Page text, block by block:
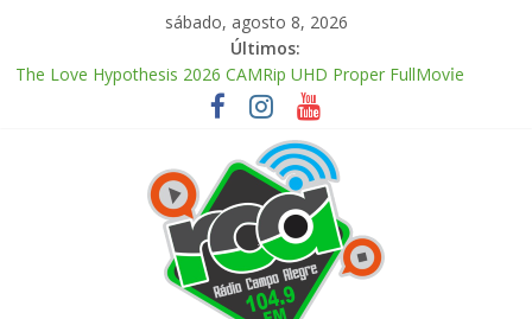
sábado, agosto 8, 2026
Últimos:
The Love Hypothesis 2026 CAMRip UHD Proper FullMov𝗂e
FL Studio 21 Portable + License Key Windows 11 (x32x64) no
Adobe Premiere Pro CC 2022 Crack only All Versions (x32-x64)
Kanojo no Tomodachi 2026 CAMRip Full HD Complete YIFY
Office 2024 Volume License 2026 Updated Torrent Dow𝚗l𝚘аd